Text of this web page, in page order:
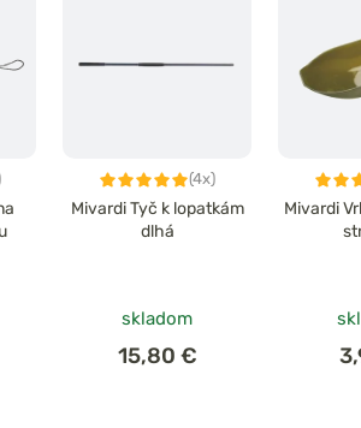
(4x)
Mivardi Tyč k lopatkám
dlhá
skladom
15,80 €
Mivardi